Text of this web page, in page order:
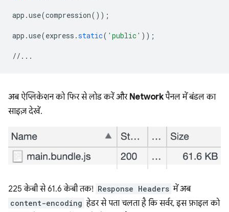
app .use(compression());
app .use(express .static( 'public' ));
//...
अब ऐप्लिकेशन को फिर से लोड करें और Networkपैनल में बंडल का
साइज़ देखें.
225 केबी से 61.6 केबी तक! Response Headers में अब
content-encoding हेडर से पता चलता है कि सर्वर, इस फ़ाइल को